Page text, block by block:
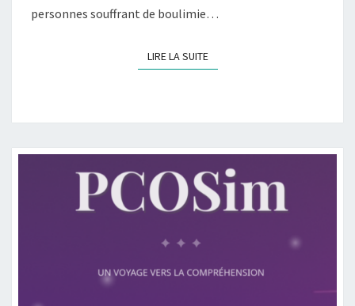
personnes souffrant de boulimie…
LIRE LA SUITELIRE LA SUITE